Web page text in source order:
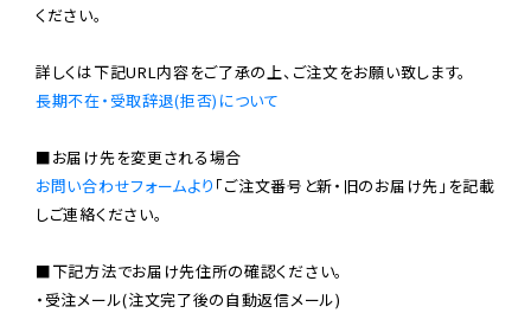
ください。
長期不在・受取辞退(拒否)について
お問い合わせフォームより 「ご注文番号と新・旧のお届け先」を記載
しご連絡ください。
■下記方法でお届け先住所の確認ください。
・受注メール(注文完了後の自動返信メール)